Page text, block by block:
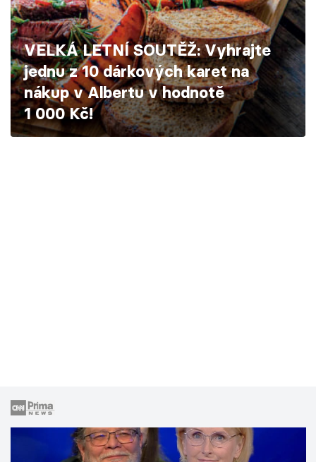
Škola vaření
Recepty z TV
Speciál: Cuketa
Těhotnej kuchař
VELKÁ LETNÍ SOUTĚŽ: Vyhrajte
jednu z 10 dárkových karet na
nákup v Albertu v hodnotě
1 000 Kč!